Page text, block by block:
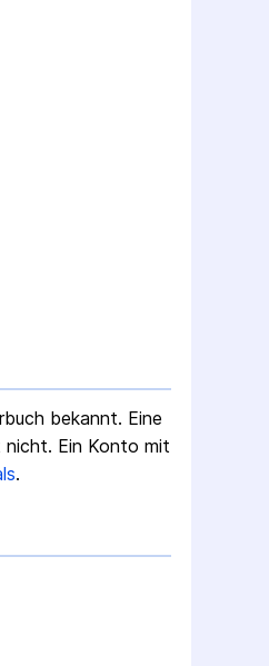
bekannt. Eine
nicht. Ein Konto mit
.